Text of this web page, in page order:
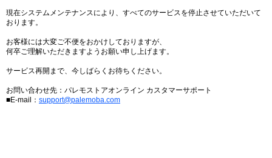
現在システムメンテナンスにより、すべてのサービスを停止させていただいて
おります。
お客様には大変ご不便をおかけしておりますが、
何卒ご理解いただきますようお願い申し上げます。
サービス再開まで、今しばらくお待ちください。
お問い合わせ先：パレモストアオンライン カスタマーサポート
■E-mail： support@palemoba.com